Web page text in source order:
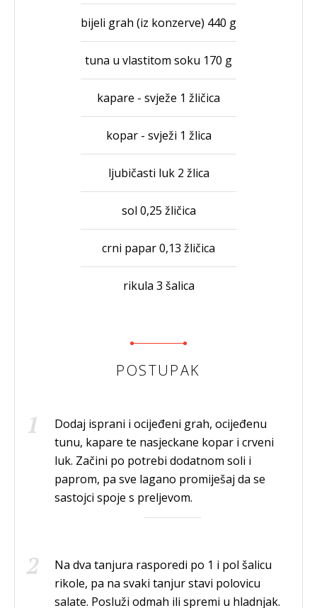
bijeli grah (iz konzerve) 440 g
tuna u vlastitom soku 170 g
kapare - svježe 1 žličica
kopar - svježi 1 žlica
ljubičasti luk 2 žlica
sol 0,25 žličica
crni papar 0,13 žličica
rikula 3 šalica
POSTUPAK
Dodaj isprani i ocijeđeni grah, ocijeđenu
tunu, kapare te nasjeckane kopar i crveni
luk. Začini po potrebi dodatnom soli i
paprom, pa sve lagano promiješaj da se
sastojci spoje s preljevom.
Na dva tanjura rasporedi po 1 i pol šalicu
rikole, pa na svaki tanjur stavi polovicu
salate. Posluži odmah ili spremi u hladnjak.